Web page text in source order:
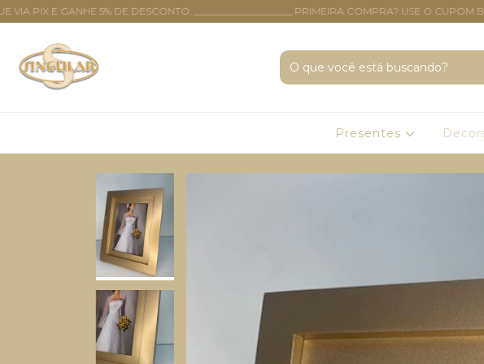
GANHE 5% DE DESCONTO. ____________________ PRIMEIRA COMPRA? USE O CUPOM
Presentes